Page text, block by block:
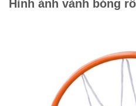
Hình ảnh vành bóng